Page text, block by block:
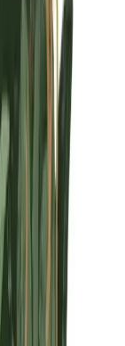
Hybrid Strains